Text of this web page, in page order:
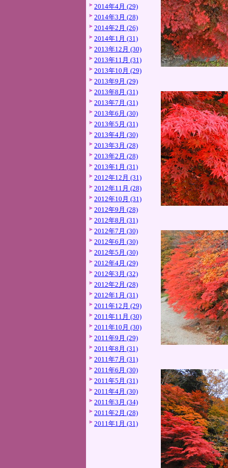
2014年4月 (29)
2014年3月 (28)
2014年2月 (26)
2014年1月 (31)
2013年12月 (30)
2013年11月 (31)
2013年10月 (29)
2013年9月 (29)
2013年8月 (31)
2013年7月 (31)
2013年6月 (30)
2013年5月 (31)
2013年4月 (30)
2013年3月 (28)
2013年2月 (28)
2013年1月 (31)
2012年12月 (31)
2012年11月 (28)
2012年10月 (31)
2012年9月 (28)
2012年8月 (31)
2012年7月 (30)
2012年6月 (30)
2012年5月 (30)
2012年4月 (29)
2012年3月 (32)
2012年2月 (28)
2012年1月 (31)
2011年12月 (29)
2011年11月 (30)
2011年10月 (30)
2011年9月 (29)
2011年8月 (31)
2011年7月 (31)
2011年6月 (30)
2011年5月 (31)
2011年4月 (30)
2011年3月 (34)
2011年2月 (28)
2011年1月 (31)